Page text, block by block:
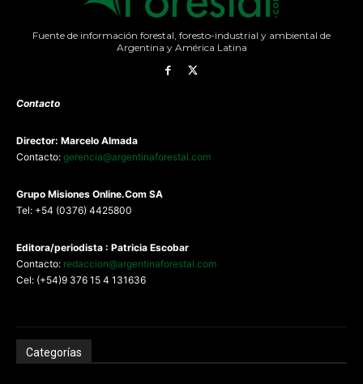
Fuente de información forestal, foresto-industrial y ambiental de
Argentina y América Latina
Contacto
Director: Marcelo Almada
Contacto: gerencia@argentinaforestal.com
Grupo Misiones Online.Com SA
Tel: +54 (0376) 4425800
Editora/periodista : Patricia Escobar
Contacto: redaccion@argentinaforestal.com
Cel: (+54)9 376 15 4 131636
Categorías